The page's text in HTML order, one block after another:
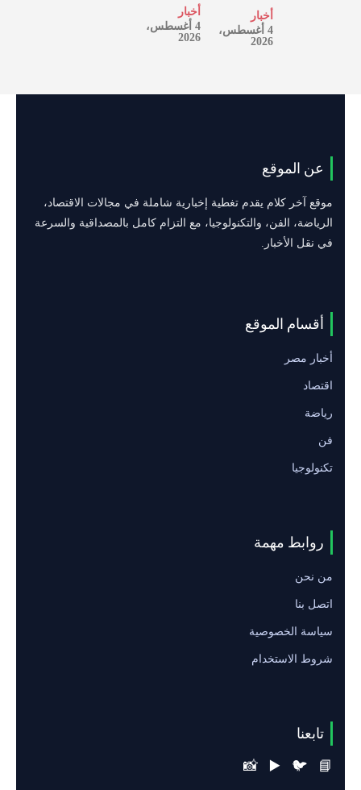
أخبار
4 أغسطس،
2026
أخبار
4 أغسطس،
2026
عن الموقع
موقع آخر كلام يقدم تغطية إخبارية شاملة في مجالات الاقتصاد،
الرياضة، الفن، والتكنولوجيا، مع التزام كامل بالمصداقية والسرعة
في نقل الأخبار.
أقسام الموقع
أخبار مصر
اقتصاد
رياضة
فن
تكنولوجيا
روابط مهمة
من نحن
اتصل بنا
سياسة الخصوصية
شروط الاستخدام
تابعنا
📘
🐦
▶️
📸